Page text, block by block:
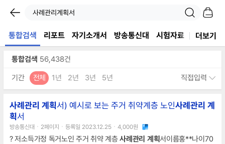
통합검색 리포트 자기소개서 방송통신대 시험자료 서식 논
더보기
통합검색 56,438건
기간 전체 1년 2년 3년 5년 직접입력
사례 관리 계획서) 예시로 보는 주거 취약계층 노인사례 관리 계
획서
방송통신대ㆍ2페이지ㆍ등록일 2023.12.25ㆍ4,000원
? 저소득가정 독거노인 주거 취약 계층사례 관리 계획서이름홍**나이70